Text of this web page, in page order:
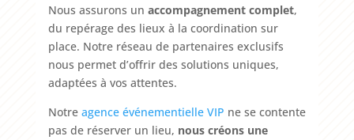
Nous assurons un accompagnement complet,
du repérage des lieux à la coordination sur
place. Notre réseau de partenaires exclusifs
nous permet d’offrir des solutions uniques,
adaptées à vos attentes.
Notre agence événementielle VIP ne se contente
pas de réserver un lieu, nous créons une